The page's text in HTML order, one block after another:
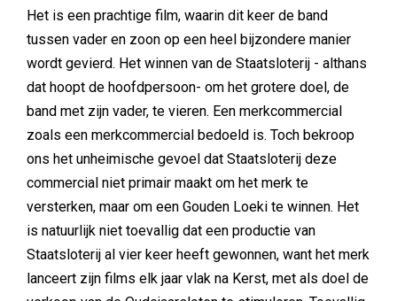
Het is een prachtige film, waarin dit keer de band
tussen vader en zoon op een heel bijzondere manier
wordt gevierd. Het winnen van de Staatsloterij - althans
dat hoopt de hoofdpersoon- om het grotere doel, de
band met zijn vader, te vieren. Een merkcommercial
zoals een merkcommercial bedoeld is. Toch bekroop
ons het unheimische gevoel dat Staatsloterij deze
commercial niet primair maakt om het merk te
versterken, maar om een Gouden Loeki te winnen. Het
is natuurlijk niet toevallig dat een productie van
Staatsloterij al vier keer heeft gewonnen, want het merk
lanceert zijn films elk jaar vlak na Kerst, met als doel de